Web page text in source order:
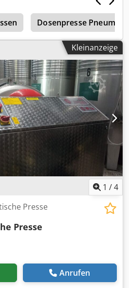
Dosenpresse
Kleinanzeige
1 /4
Presse
Presse
Anrufen